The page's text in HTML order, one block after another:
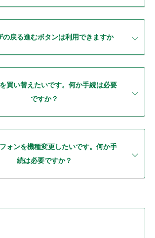
の戻る進むボタンは利用できますか
買い替えたいです。何か手続は必要
ですか？
ォンを機種変更したいです。何か手
続は必要ですか？